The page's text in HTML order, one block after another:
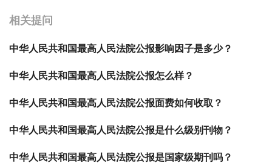
相关提问
中华人民共和国最高人民法院公报影响因子是多少？
中华人民共和国最高人民法院公报怎么样？
中华人民共和国最高人民法院公报面费如何收取？
中华人民共和国最高人民法院公报是什么级别刊物？
中华人民共和国最高人民法院公报是国家级期刊吗？